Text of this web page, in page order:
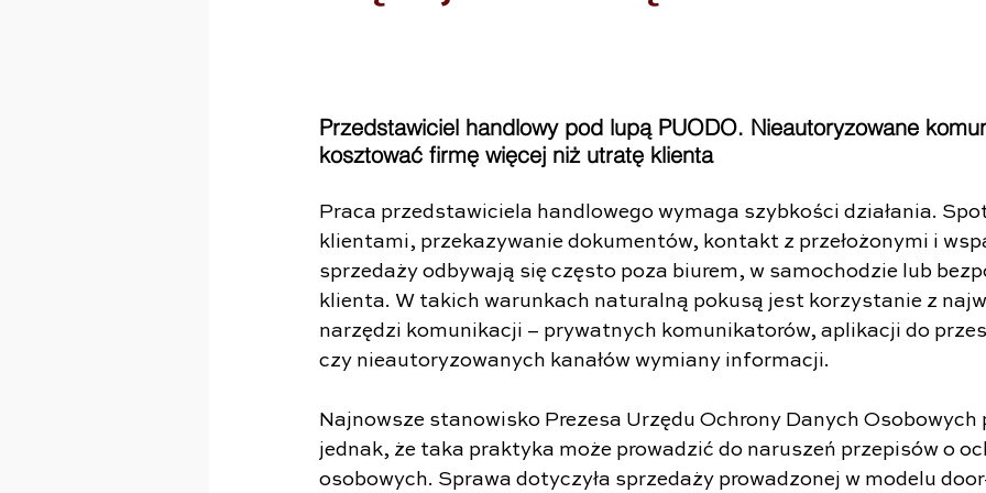
Przedstawiciel handlowy pod lupą PUODO. Nieautoryzowane
kosztować firmę więcej niż utratę klienta
Praca przedstawiciela handlowego wymaga szybkości działania.
klientami, przekazywanie dokumentów, kontakt z przełożonymi i
sprzedaży odbywają się często poza biurem, w samochodzie lub
klienta. W takich warunkach naturalną pokusą jest korzystanie z
narzędzi komunikacji – prywatnych komunikatorów, aplikacji do
czy nieautoryzowanych kanałów wymiany informacji.
Najnowsze stanowisko Prezesa Urzędu Ochrony Danych
jednak, że taka praktyka może prowadzić do naruszeń przepisów o
osobowych. Sprawa dotyczyła sprzedaży prowadzonej w modelu